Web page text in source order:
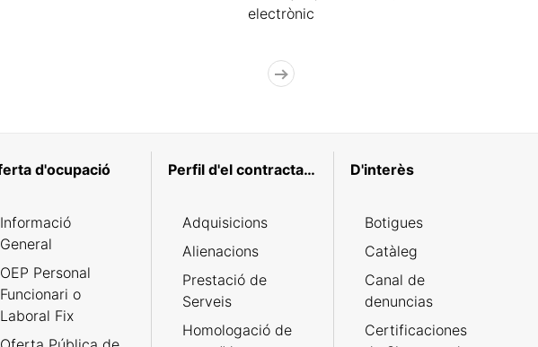
electrònic
d'ocupació
Informació
General
OEP Personal
Funcionari o
Laboral Fix
Perfil d'el contractant
Adquisicions
Alienacions
Prestació de
Serveis
Homologació de
D'interès
Botigues
Catàleg
Canal de
denuncias
Certificaciones